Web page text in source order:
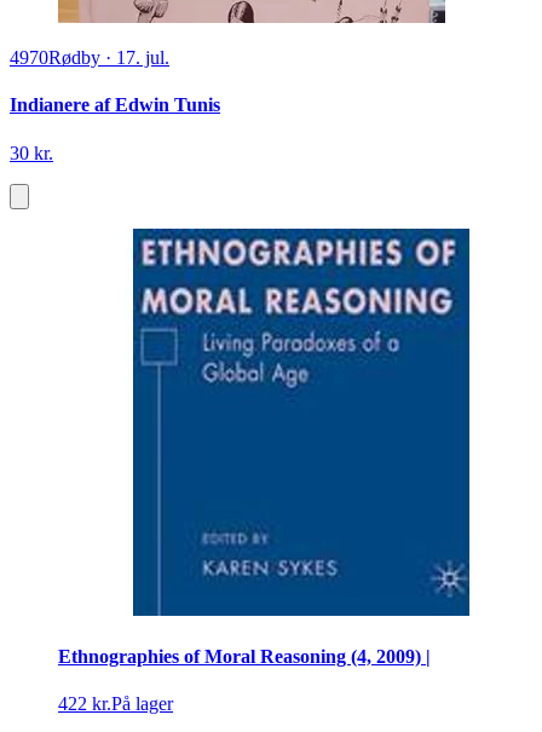
4970Rødby · 17. jul.
Indianere af Edwin Tunis
30 kr.
Ethnographies of Moral Reasoning (4, 2009) |
422 kr.På lager